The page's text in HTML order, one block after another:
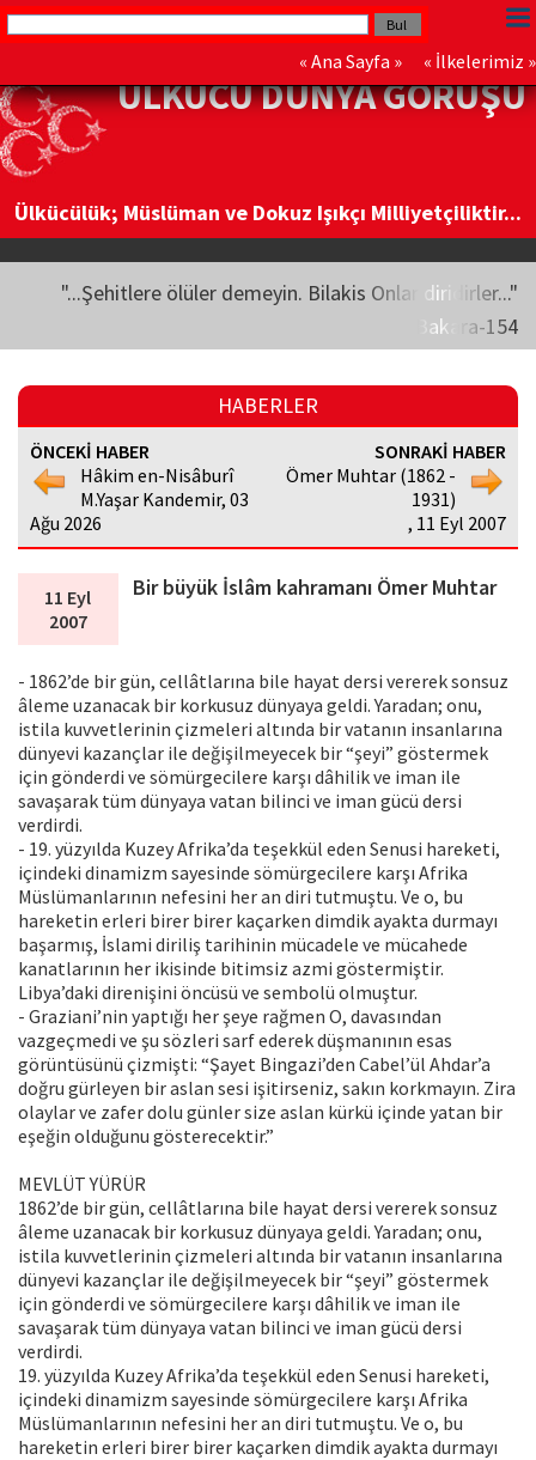
« Ana Sayfa » « İlkelerimiz »
ÜLKÜCÜ DÜNYA GÖRÜŞÜ
Ülkücülük; Müslüman ve Dokuz Işıkçı Milliyetçiliktir...
"...Şehitlere ölüler demeyin. Bilakis Onlar diridirler..."
Bakara-154
HABERLER
ÖNCEKİ HABER
Hâkim en-Nisâburî
M.Yaşar Kandemir, 03
Ağu 2026
SONRAKİ HABER
Ömer Muhtar (1862 -
1931)
, 11 Eyl 2007
11 Eyl
2007
Bir büyük İslâm kahramanı Ömer Muhtar
- 1862’de bir gün, cellâtlarına bile hayat dersi vererek sonsuz
âleme uzanacak bir korkusuz dünyaya geldi. Yaradan; onu,
istila kuvvetlerinin çizmeleri altında bir vatanın insanlarına
dünyevi kazançlar ile değişilmeyecek bir “şeyi” göstermek
için gönderdi ve sömürgecilere karşı dâhilik ve iman ile
savaşarak tüm dünyaya vatan bilinci ve iman gücü dersi
verdirdi.
- 19. yüzyılda Kuzey Afrika’da teşekkül eden Senusi hareketi,
içindeki dinamizm sayesinde sömürgecilere karşı Afrika
Müslümanlarının nefesini her an diri tutmuştu. Ve o, bu
hareketin erleri birer birer kaçarken dimdik ayakta durmayı
başarmış, İslami diriliş tarihinin mücadele ve mücahede
kanatlarının her ikisinde bitimsiz azmi göstermiştir.
Libya’daki direnişini öncüsü ve sembolü olmuştur.
- Graziani’nin yaptığı her şeye rağmen O, davasından
vazgeçmedi ve şu sözleri sarf ederek düşmanının esas
görüntüsünü çizmişti: “Şayet Bingazi’den Cabel’ül Ahdar’a
doğru gürleyen bir aslan sesi işitirseniz, sakın korkmayın. Zira
olaylar ve zafer dolu günler size aslan kürkü içinde yatan bir
eşeğin olduğunu gösterecektir.”
MEVLÜT YÜRÜR
1862’de bir gün, cellâtlarına bile hayat dersi vererek sonsuz
âleme uzanacak bir korkusuz dünyaya geldi. Yaradan; onu,
istila kuvvetlerinin çizmeleri altında bir vatanın insanlarına
dünyevi kazançlar ile değişilmeyecek bir “şeyi” göstermek
için gönderdi ve sömürgecilere karşı dâhilik ve iman ile
savaşarak tüm dünyaya vatan bilinci ve iman gücü dersi
verdirdi.
19. yüzyılda Kuzey Afrika’da teşekkül eden Senusi hareketi,
içindeki dinamizm sayesinde sömürgecilere karşı Afrika
Müslümanlarının nefesini her an diri tutmuştu. Ve o, bu
hareketin erleri birer birer kaçarken dimdik ayakta durmayı